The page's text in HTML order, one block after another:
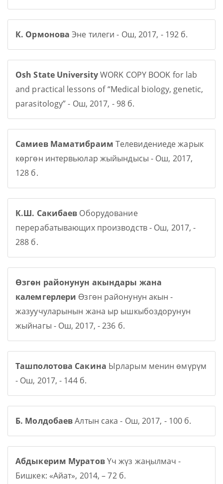
К. Ормонова Эне тилеги - Ош, 2017, - 192 б.
Osh State UniversityWORK COPY BOOK for lab
and practical lessons of “Medical biology, genetic,
parasitology” - Ош, 2017, - 98 б.
Самиев Маматибраим Телевидениеде жарык
көргөн интервьюлар жыйындысы - Ош, 2017,
128 б.
К.Ш. Сакибаев Оборудование
перерабатывающих производств - Ош, 2017, -
288 б.
Өзгөн районунун акындары жана
калемгерлери Өзгөн районунун акын -
жазуучуларынын жана ыр ышкыбоздорунун
жыйнагы - Ош, 2017, - 236 б.
Ташполотова Сакина Ырларым менин өмүрүм
- Ош, 2017, - 144 б.
Б. МолдобаевАлтын сака - Ош, 2017, - 100 б.
Абдыкерим МуратовҮч жүз жаңылмач -
Бишкек: «Айат», 2014, – 72 б.